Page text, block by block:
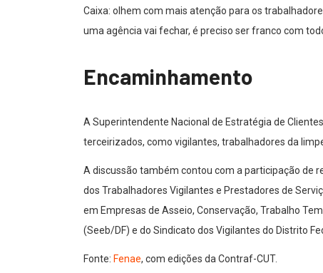
Caixa: olhem com mais atenção para os
uma agência vai fechar, é preciso ser franco com
Encaminhamento
A Superintendente Nacional de Estratégia de
terceirizados, como vigilantes, trabalhadores da
A discussão também contou com a participação de
dos Trabalhadores Vigilantes e Prestadores de
em Empresas de Asseio, Conservação, Trabalho
(Seeb/DF) e do Sindicato dos Vigilantes do Distrito
Fonte: Fenae, com edições da Contraf-CUT.